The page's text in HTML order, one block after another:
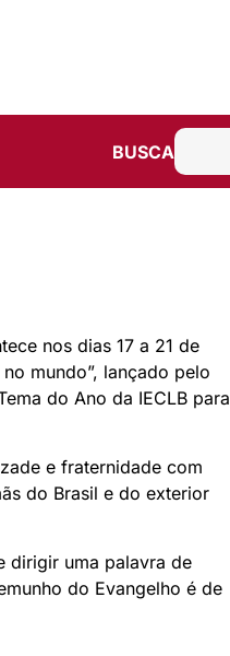
BUSCA
nos dias 17 a 21 de
mundo”, lançado pelo
do Ano da IECLB para
e fraternidade com
do Brasil e do exterior
dirigir uma palavra de
do Evangelho é de